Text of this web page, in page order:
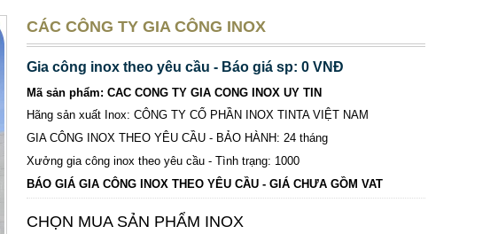
CÁC CÔNG TY GIA CÔNG INOX
Gia công inox theo yêu cầu - Báo giá sp: 0 VNĐ
Mã sản phẩm: CAC CONG TY GIA CONG INOX UY TIN
Hãng sản xuất Inox: CÔNG TY CỔ PHẦN INOX TINTA VIỆT NAM
GIA CÔNG INOX THEO YÊU CẦU - BẢO HÀNH: 24 tháng
Xưởng gia công inox theo yêu cầu - Tình trạng: 1000
BÁO GIÁ GIA CÔNG INOX THEO YÊU CẦU - GIÁ CHƯA GỒM VAT
CHỌN MUA SẢN PHẨM INOX